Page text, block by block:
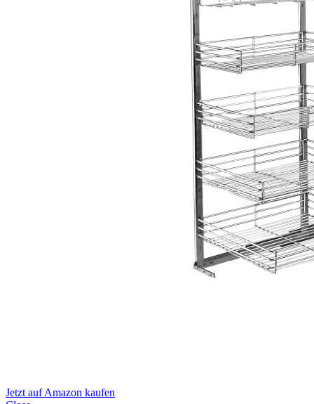
Jetzt auf Amazon kaufen